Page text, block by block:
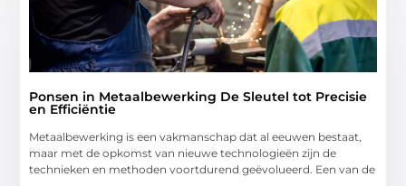
Ponsen in Metaalbewerking De Sleutel tot Precisie
en Efficiëntie
Metaalbewerking is een vakmanschap dat al eeuwen bestaat,
maar met de opkomst van nieuwe technologieën zijn de
technieken en methoden voortdurend geëvolueerd. Een van de